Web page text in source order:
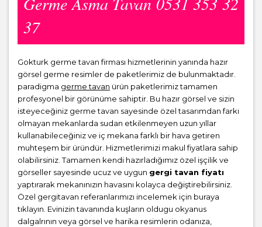
37
Gokturk germe tavan firması hizmetlerinin yanında hazır
görsel germe resimler de paketlerimiz de bulunmaktadır.
paradigma germe tavan ürün paketlerimiz tamamen
profesyonel bir görünüme sahiptir. Bu hazır görsel ve sizin
isteyeceğiniz germe tavan sayesinde özel tasarımdan farkı
olmayan mekanlarda sudan etkilenmeyen uzun yıllar
kullanabileceğiniz ve iç mekana farklı bir hava getiren
muhteşem bir üründür. Hizmetlerimizi makul fiyatlara sahip
olabilirsiniz. Tamamen kendi hazırladığımız özel işçilik ve
görseller sayesinde ucuz ve uygun gergi tavan fiyatı
yaptırarak mekanınızın havasını kolayca değiştirebilirsiniz.
Özel gergitavan referanlarımızı incelemek için buraya
tıklayın. Evinizin tavanında kuşların oldugu okyanus
dalgalrının veya görsel ve harika resimlerin odanıza,